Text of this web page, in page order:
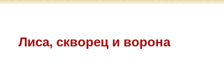
Лиса, скворец и ворона